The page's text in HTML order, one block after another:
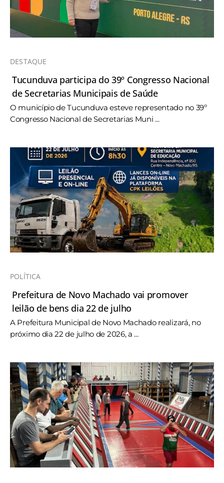
DESTAQUE
Tucunduva participa do 39º Congresso Nacional
de Secretarias Municipais de Saúde
O município de Tucunduva esteve representado no 39º
Congresso Nacional de Secretarias Muni ...
POLÍTICA
Prefeitura de Novo Machado vai promover
leilão de bens dia 22 de julho
A Prefeitura Municipal de Novo Machado realizará, no
próximo dia 22 de julho de 2026, a ...